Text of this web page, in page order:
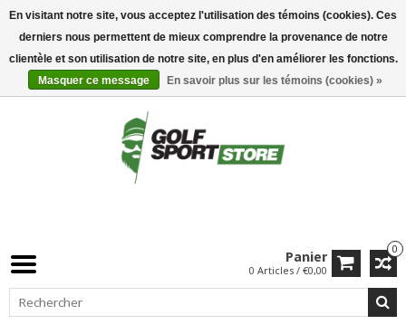
0
Panier
0 Articles / €0,00
En visitant notre site, vous acceptez l'utilisation des témoins (cookies). Ces
derniers nous permettent de mieux comprendre la provenance de notre
clientèle et son utilisation de notre site, en plus d'en améliorer les fonctions.
Masquer ce message
En savoir plus sur les témoins (cookies) »